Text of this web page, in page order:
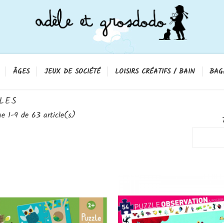
ÂGES JEUX DE SOCIÉTÉ LOISIRS CRÉATIFS / BAIN
1-9 de 63 article(s)